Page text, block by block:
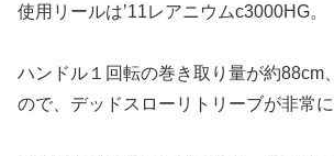
使用リールは’11レアニウムc3000HG。
ハンドル１回転の巻き取り量が約88cm
ので、デッドスローリトリーブが非常に